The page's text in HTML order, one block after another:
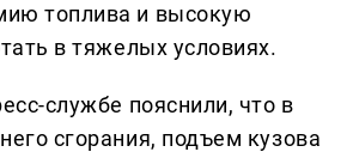
топлива и высокую
в тяжелых условиях.
службе пояснили, что в
сгорания, подъем кузова